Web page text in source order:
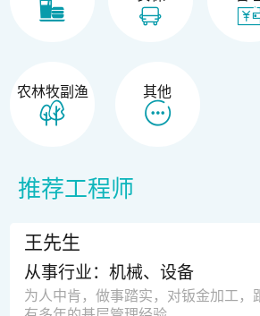
农林牧副渔 其他
推荐工程师
王先生
从事行业：机械、设备
为人中肯，做事踏实，对钣金加工，